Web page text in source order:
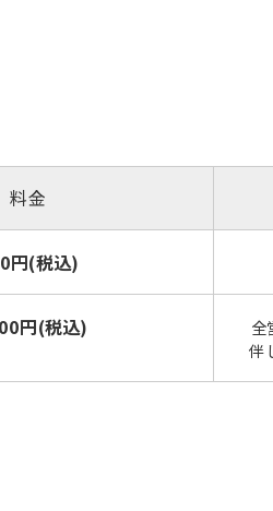
料金
円(税込)
円(税込)
全
伴